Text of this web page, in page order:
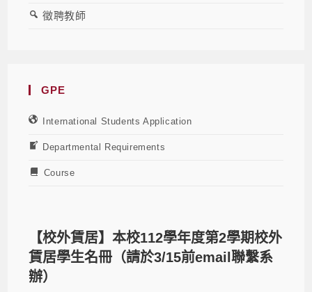
徵聘教師
GPE
International Students Application
Departmental Requirements
Course
【校外賃居】本校112學年度第2學期校外
賃居學生名冊（請於3/15前email聯繫系
辦）